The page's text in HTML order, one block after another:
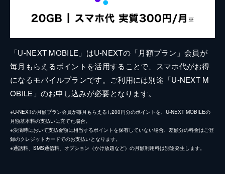
「U-NEXT MOBILE」はU-NEXTの「月額プラン」会員が
毎月もらえるポイントを活用することで、スマホ代がお得
になるモバイルプランです。ご利用には別途「U-NEXT M
OBILE」のお申し込みが必要となります。
※U-NEXTの月額プラン会員が毎月もらえる1,200円分のポイントを、U-NEXT MOBILEの
月額基本料の支払いに充てた場合。
※決済時において支払金額に相当するポイントを保有していない場合、差額分の料金はご登
録のクレジットカードでのお支払いとなります。
※通話料、SMS通信料、オプション（かけ放題など）の月額利用料は別途発生します。